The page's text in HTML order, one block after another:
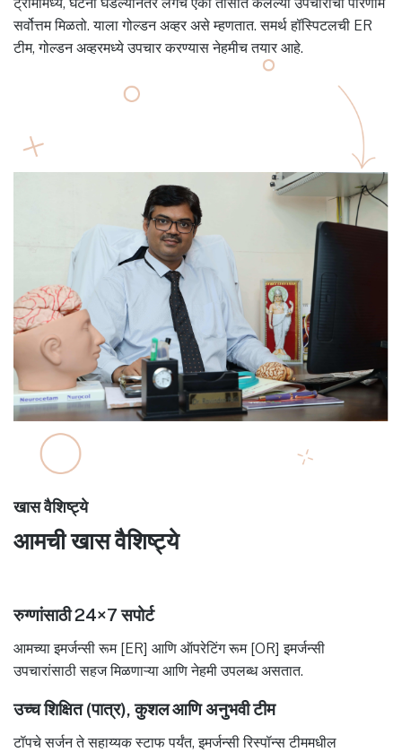
सर्वोत्तम मिळतो. याला गोल्डन अव्हर असे म्हणतात. समर्थ हॉस्पिटलची ER
टीम, गोल्डन अव्हरमध्ये उपचार करण्यास नेहमीच तयार आहे.
खास वैशिष्ट्ये
आमची खास वैशिष्ट्ये
रुग्णांसाठी 24×7 सपोर्ट
आमच्या इमर्जन्सी रूम [ER] आणि ऑपरेटिंग रूम [OR] इमर्जन्सी
उपचारांसाठी सहज मिळणाऱ्या आणि नेहमी उपलब्ध असतात.
उच्च शिक्षित (पात्र), कुशल आणि अनुभवी टीम
टॉपचे सर्जन ते सहाय्यक स्टाफ पर्यंत, इमर्जन्सी रिस्पॉन्स टीममधील